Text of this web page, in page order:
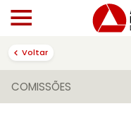
Voltar
COMISSÕES